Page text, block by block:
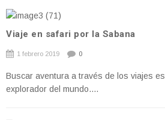
Viaje en safari por la Sabana
1 febrero 2019 0
Buscar aventura a través de los viajes
explorador del mundo....